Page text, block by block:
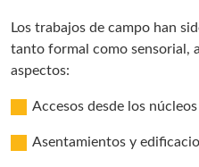
Los trabajos de campo han
tanto formal como sensorial,
aspectos:
Accesos desde los
Asentamientos y